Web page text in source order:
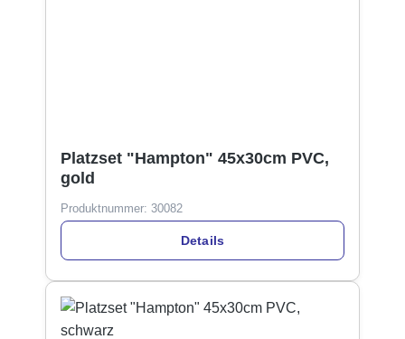
Platzset "Hampton" 45x30cm PVC,
gold
Produktnummer: 30082
Details